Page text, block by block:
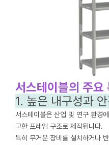
서스테이블의 주요
1. 높은 내구성과
서스테이블은 산업 및 연구 환경
고한 프레임 구조로 제작됩니다.
특히 무거운 장비를 설치하거나